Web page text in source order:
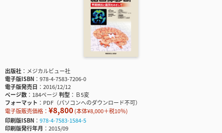
出版社
メジカルビュー社
電子版ISBN
978-4-7583-7206-0
電子版発売日
2016/12/12
ページ数
184ページ判型
Ｂ5変
フォーマット
PDF（パソコンへのダウンロード不可）
電子版販売価格： ¥8,800(本体¥8,000＋税10％)
印刷版ISBN
978-4-7583-1584-5
印刷版発行年月
2015/09